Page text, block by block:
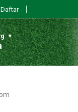
Daftar